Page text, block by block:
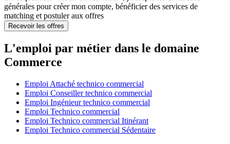
générales pour créer mon compte, bénéficier des services de
matching et postuler aux offres
Recevoir les offres
L'emploi par métier dans le domaine
Commerce
Emploi Attaché technico commercial
Emploi Conseiller technico commercial
Emploi Ingénieur technico commercial
Emploi Technico commercial
Emploi Technico commercial Itinérant
Emploi Technico commercial Sédentaire